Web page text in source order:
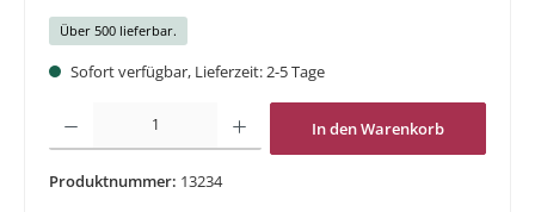
Über 500 lieferbar.
Sofort verfügbar, Lieferzeit: 2-5 Tage
Produkt Anzahl: Gib den gewünschten Wert ein oder benutze die Schaltflächen um
In den Warenkorb
Produktnummer: 13234